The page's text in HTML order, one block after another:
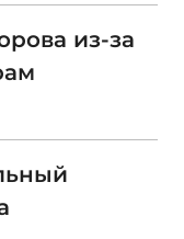
из-за